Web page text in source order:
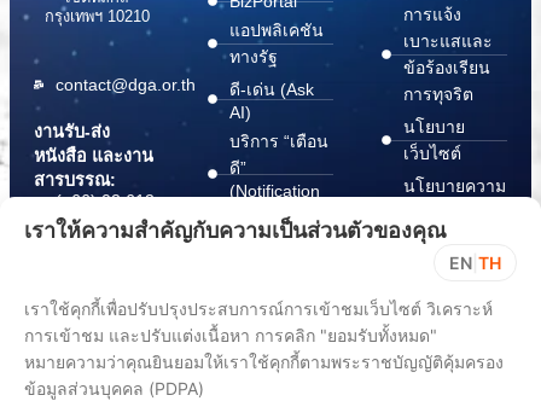
กรุงเทพฯ 10210
contact@dga.or.th
งานรับ-ส่ง
หนังสือ และงาน
สารบรรณ:
(+66) 02 612
6000
saraban@dga.or.th
Center:
(+66) 02 612
แอปพลิเคชัน
ทางรัฐ
ดี-เด่น (Ask
AI)
บริการ “เตือน
ดี”
(Notification
บริการ
(Document
Wallet)
การแจ้ง
เบาะแสและ
ข้อร้องเรียน
การทุจริต
นโยบาย
เว็บไซต์
นโยบายความ
ปลอดภัย
สารสนเทศ
ChangeLog
เราให้ความสำคัญกับความเป็นส่วนตัวของคุณ
EN TH
เราใช้คุกกี้เพื่อปรับปรุงประสบการณ์การเข้าชมเว็บไซต์ วิเคราะห์
การเข้าชม และปรับแต่งเนื้อหา การคลิก "ยอมรับทั้งหมด"
หมายความว่าคุณยินยอมให้เราใช้คุกกี้ตามพระราชบัญญัติคุ้มครอง
ข้อมูลส่วนบุคคล (PDPA)